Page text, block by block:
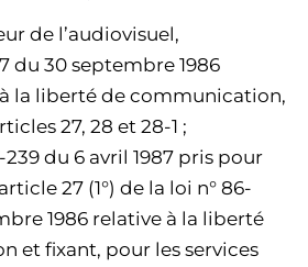
de l’audiovisuel,
du 30 septembre 1986
la liberté de communication,
27, 28 et 28-1 ;
du 6 avril 1987 pris pour
27 (1°) de la loi n° 86-
1986 relative à la liberté
et fixant, pour les services